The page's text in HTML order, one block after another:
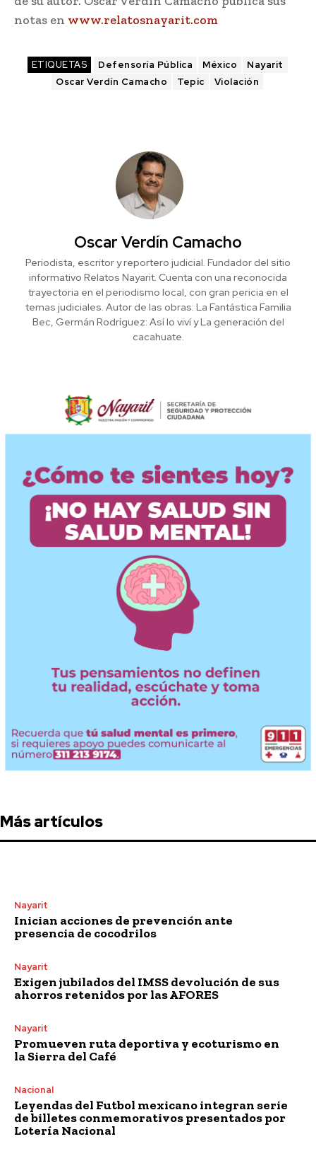
notas en www.relatosnayarit.com
ETIQUETAS Defensoría Pública México
Nayarit
Oscar Verdín Camacho
Tepic Violación
Oscar Verdín Camacho
Periodista, escritor y reportero judicial. Fundador del sitio
informativo Relatos Nayarit. Cuenta con una reconocida
trayectoria en el periodismo local, con gran pericia en el
temas judiciales. Autor de las obras: La Fantástica Familia
Bec, Germán Rodríguez: Así lo viví y La generación del
cacahuate.
Más artículos
Nayarit
Inician acciones de prevención ante
presencia de cocodrilos
Nayarit
Exigen jubilados del IMSS devolución de sus
ahorros retenidos por las AFORES
Nayarit
Promueven ruta deportiva y ecoturismo en
la Sierra del Café
Nacional
Leyendas del Futbol mexicano integran serie
de billetes conmemorativos presentados por
Lotería Nacional